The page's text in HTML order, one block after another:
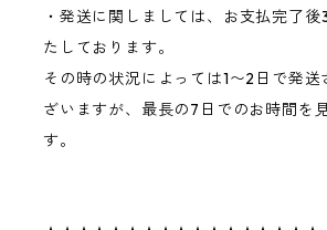
・発送に関しましては、お支払完了
たしております。
その時の状況によっては1〜2日で発
ざいますが、最長の7日でのお時間を
す。